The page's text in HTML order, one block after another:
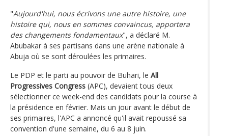
"Aujourd'hui, nous écrivons une autre histoire, une
histoire qui, nous en sommes convaincus, apportera
des changements fondamentaux", a déclaré M.
Abubakar à ses partisans dans une arène nationale à
Abuja où se sont déroulées les primaires.
Le PDP et le parti au pouvoir de Buhari, le All
Progressives Congress (APC), devaient tous deux
sélectionner ce week-end des candidats pour la course à
la présidence en février. Mais un jour avant le début de
ses primaires, l'APC a annoncé qu'il avait repoussé sa
convention d'une semaine, du 6 au 8 juin.